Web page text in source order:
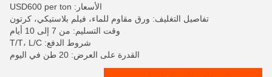
الأسعار: USD600 per ton
تفاصيل التغليف: ورق مقاوم للماء، فيلم بلاستيكي، كرتون
وقت التسليم: من 7 إلى 10 أيام
شروط الدفع: T/T، L/C
القدرة على العرض: 20 طن في اليوم